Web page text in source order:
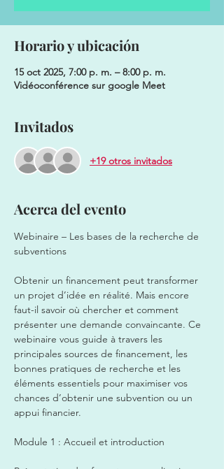
Horario y ubicación
15 oct 2025, 7:00 p. m. – 8:00 p. m.
Vidéoconférence sur google Meet
Invitados
+19 otros invitados
Acerca del evento
Webinaire – Les bases de la recherche de
subventions
Obtenir un financement peut transformer
un projet d’idée en réalité. Mais encore
faut-il savoir où chercher et comment
présenter une demande convaincante. Ce
webinaire vous guide à travers les
principales sources de financement, les
bonnes pratiques de recherche et les
éléments essentiels pour maximiser vos
chances d’obtenir une subvention ou un
appui financier.
Module 1 : Accueil et introduction